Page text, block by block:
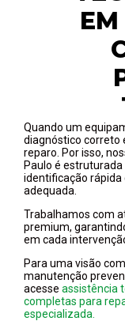
Quando um
diagnóstico correto
reparo. Por isso,
Paulo é
identificação rápida
adequada.
Trabalhamos com
premium,
em cada
Para uma visão
manutenção
acesse assistência
completas para
especializada.